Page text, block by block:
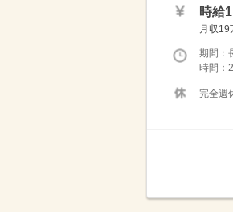
時給
月収
期間
時間：
完全週